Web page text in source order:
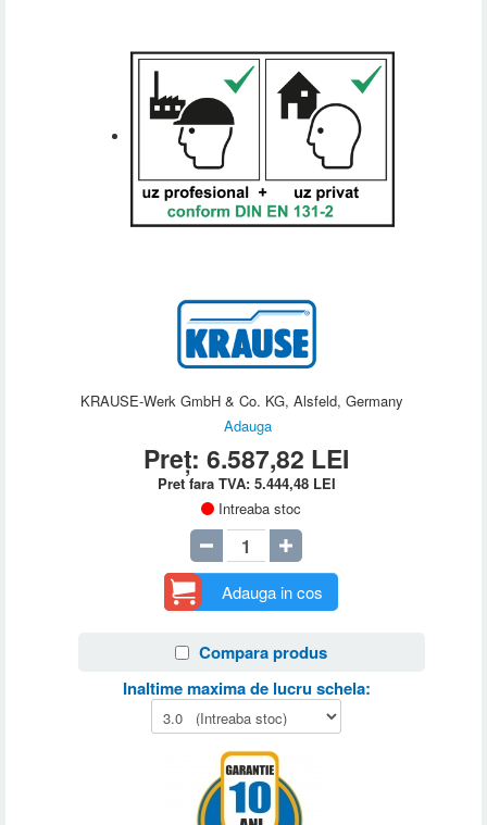
KRAUSE-Werk GmbH & Co. KG, Alsfeld, Germany
Adauga
Preț:6.587,82 LEI
Pret fara TVA: 5.444,48 LEI
Intreaba stoc
Adauga in cos
Compara produs
Inaltime maxima de lucru schela: